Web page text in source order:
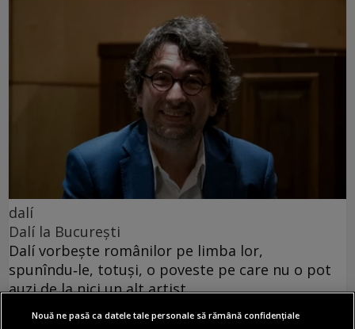
dalí
Dalí la București
Dalí vorbește românilor pe limba lor,
spunîndu‑le, totuși, o poveste pe care nu o pot
auzi de la nici un alt artist.
Sever VOINESCU
Nouă ne pasă ca datele tale personale să rămână confidențiale